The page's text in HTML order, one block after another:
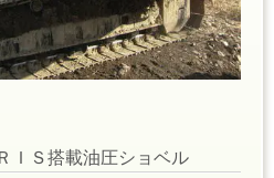
ＩＳ搭載油圧ショベル